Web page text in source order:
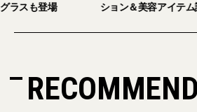
にオープン。日本限定サングラスも登場